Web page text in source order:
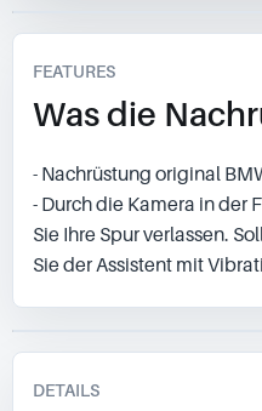
FEATURES
Was die
- Nachrüstung original
- Durch die Kamera in der
Sie Ihre Spur verlassen.
Sie der Assistent mit
DETAILS